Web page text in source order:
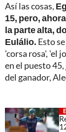
Así las cosas,
15, pero,
la parte alta,
Eulálio. Esto
'corsa rosa', 'el
en el puesto
del ganador,